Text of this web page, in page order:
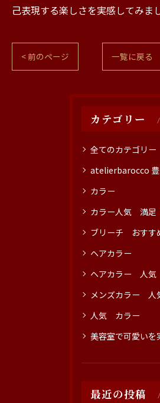
己表現する楽しさを実感してみま
< 前のページ 一覧に戻る
カテゴリー
全てのカテゴリー
atelierbarocco 豊
カラー
カラー人気 満足
ブリーチ おすす
ヘアカラー
ヘアカラー 人気
メンズカラー 人
人気 カラー
美容室で可愛いを
最近の投稿